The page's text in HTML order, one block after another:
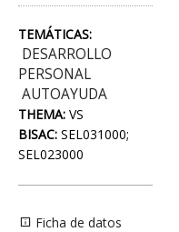
TEMÁTICAS:
DESARROLLO
PERSONAL
AUTOAYUDA
THEMA: VS
BISAC: SEL031000;
SEL023000
Ficha de datos